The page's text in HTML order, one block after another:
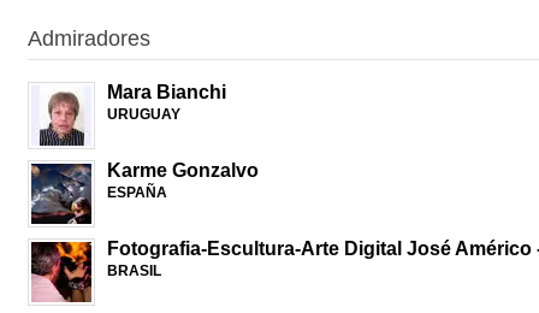
Admiradores
Mara Bianchi
URUGUAY
Karme Gonzalvo
ESPAÑA
Fotografia-Escultura-Arte Digital José Américo
BRASIL